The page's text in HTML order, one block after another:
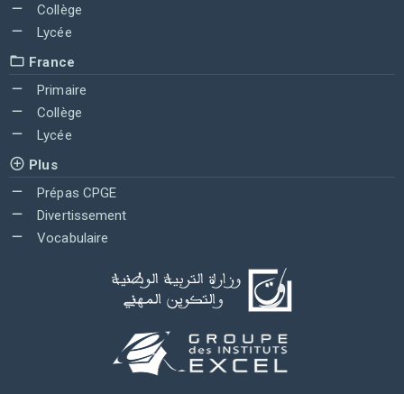
Collège
Lycée
France
Primaire
Collège
Lycée
Plus
Prépas CPGE
Divertissement
Vocabulaire